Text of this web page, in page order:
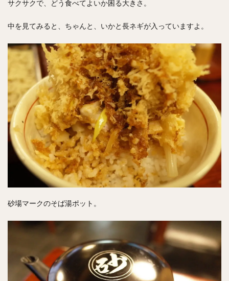
サクサクで、どう食べてよいか困る大きさ。
中を見てみると、ちゃんと、いかと長ネギが入っていますよ。
砂場マークのそば湯ポット。